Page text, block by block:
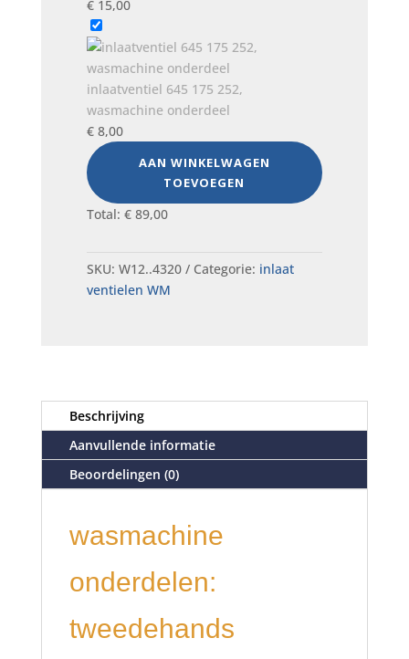
€15,00
inlaatventiel 645 175 252,
wasmachine onderdeel
€8,00
AAN WINKELWAGEN
TOEVOEGEN
Total: €89,00
SKU: W12..4320 Categorie: inlaat
ventielen WM
Beschrijving
Aanvullende informatie
Beoordelingen (0)
wasmachine
onderdelen:
tweedehands